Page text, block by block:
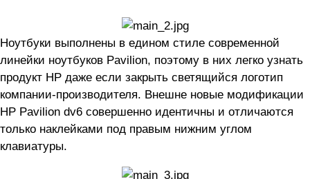
Ноутбуки выполнены в едином стиле современной
линейки ноутбуков Pavilion, поэтому в них легко узнать
продукт HP даже если закрыть светящийся логотип
компании-производителя. Внешне новые модификации
HP Pavilion dv6 совершенно идентичны и отличаются
только наклейками под правым нижним углом
клавиатуры.